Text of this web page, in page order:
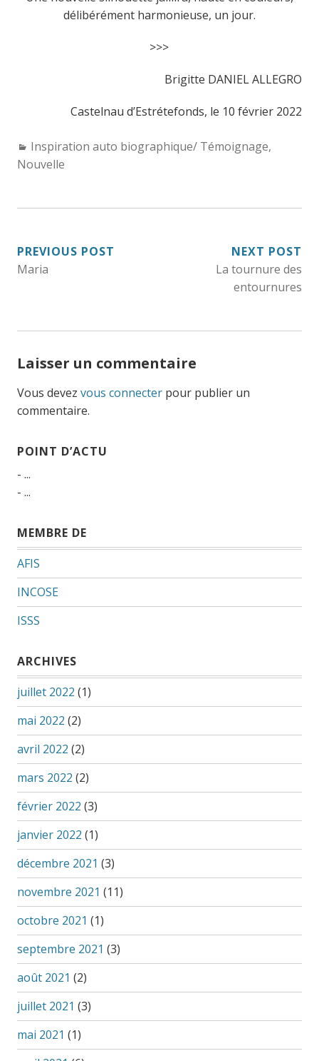
délibérément harmonieuse, un jour.
>>>
Brigitte DANIEL ALLEGRO
Castelnau d’Estrétefonds, le 10 février 2022
Categories:
Inspiration auto biographique/ Témoignage,
Nouvelle
NAVIGATION
DE
PREVIOUS POST
Maria
NEXT POST
La tournure des
entournures
Laisser un commentaire
Vous devez vous connecterpour publier un
commentaire.
POINT D’ACTU
- ...
- ...
MEMBRE DE
AFIS
INCOSE
ISSS
ARCHIVES
juillet 2022 (1)
mai 2022 (2)
avril 2022 (2)
mars 2022 (2)
février 2022 (3)
janvier 2022 (1)
décembre 2021 (3)
novembre 2021 (11)
octobre 2021 (1)
septembre 2021 (3)
août 2021 (2)
juillet 2021 (3)
mai 2021 (1)